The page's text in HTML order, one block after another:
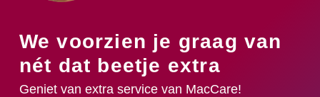
We voorzien je graag van
nét dat beetje extra
Geniet van extra service van MacCare!